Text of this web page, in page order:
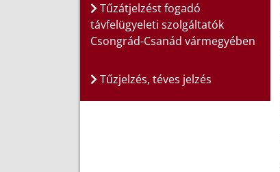
Tűzátjelzést fogadó
távfelügyeleti szolgáltatók
Csongrád-Csanád vármegyében
Tűzjelzés, téves jelzés